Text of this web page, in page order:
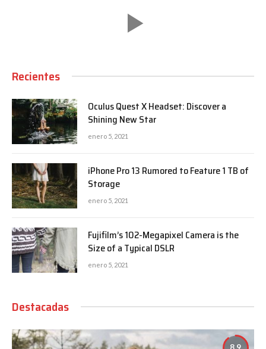
Recientes
Oculus Quest X Headset: Discover a
Shining New Star
enero 5, 2021
iPhone Pro 13 Rumored to Feature 1 TB of
Storage
enero 5, 2021
Fujifilm’s 102-Megapixel Camera is the
Size of a Typical DSLR
enero 5, 2021
Destacadas